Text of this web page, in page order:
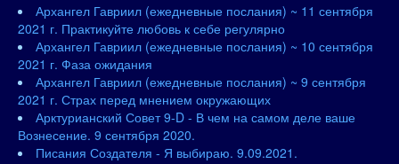
Архангел Гавриил (ежедневные послания) ~ 11 сентября
2021 г. Практикуйте любовь к себе регулярно
Архангел Гавриил (ежедневные послания) ~ 10 сентября
2021 г. Фаза ожидания
Архангел Гавриил (ежедневные послания) ~ 9 сентября
2021 г. Страх перед мнением окружающих
Арктурианский Совет 9-D - В чем на самом деле ваше
Вознесение. 9 сентября 2020.
Писания Создателя - Я выбираю. 9.09.2021.